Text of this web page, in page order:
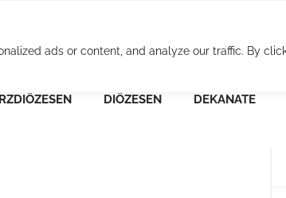
ads or content, and analyze our traffic. By
DIÖZESEN DEKANATE